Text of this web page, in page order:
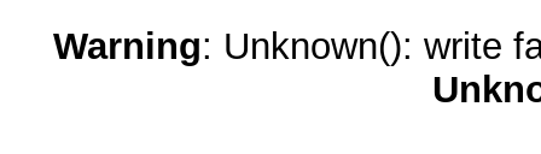
Warning: Unknown(): write